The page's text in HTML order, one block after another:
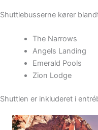
Shuttlebusserne kører
The Narrows
Angels Landing
Emerald Pools
Zion Lodge
Shuttlen er inkluderet i